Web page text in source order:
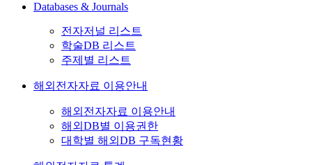
Databases & Journals
전자저널 리스트
학술DB 리스트
주제별 리스트
해외전자자료 이용안내
해외전자자료 이용안내
해외DB별 이용권한
대학별 해외DB 구독현황